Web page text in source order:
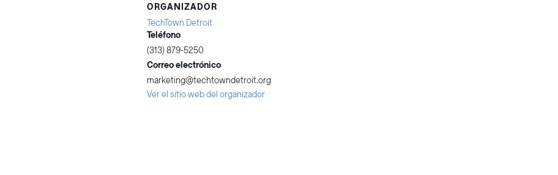
ORGANIZADOR
TechTown Detroit
Teléfono
(313) 879-5250
Correo electrónico
marketing@techtowndetroit.org
Ver el sitio web del organizador